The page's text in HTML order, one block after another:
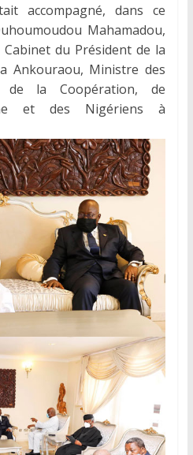
accompagné, dans ce
Mahamadou,
du Président de la
Ankouraou, Ministre des
de la Coopération, de
et des Nigériens à